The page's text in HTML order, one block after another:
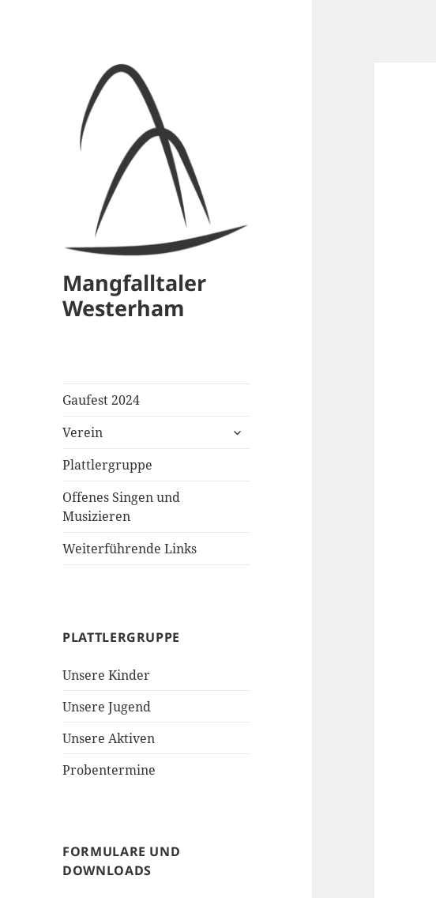
Mangfalltaler
Westerham
Gaufest 2024
Verein
untermenü
Plattlergruppe
Offenes Singen und
Musizieren
Weiterführende Links
PLATTLERGRUPPE
Unsere Kinder
Unsere Jugend
Unsere Aktiven
Probentermine
FORMULARE UND
DOWNLOADS